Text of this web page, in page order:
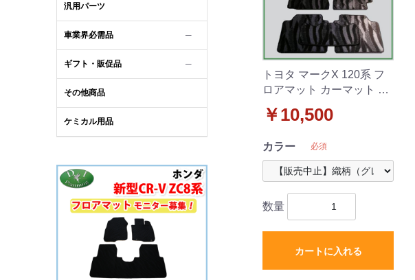
汎用パーツ
車業界必需品 ─
ギフト・販促品 ─
その他商品
ケミカル用品
トヨタ マークX 120系 フ
ロアマット カーマット 織
￥10,500
カラー 必須
数量
カートに入れる